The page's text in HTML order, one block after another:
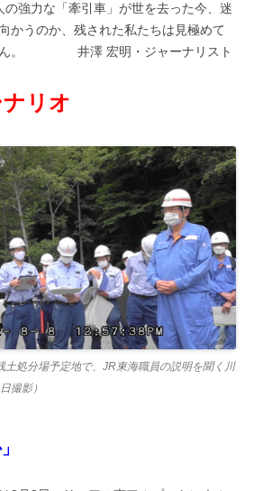
の強力な「牽引車」が世を去った今、迷
かうのか、残された私たちは見極めて
ん。 井澤 宏明・ジャーナリスト
ナリオ
土処分場予定地で、JR東海職員の説明を聞く川
撮影）